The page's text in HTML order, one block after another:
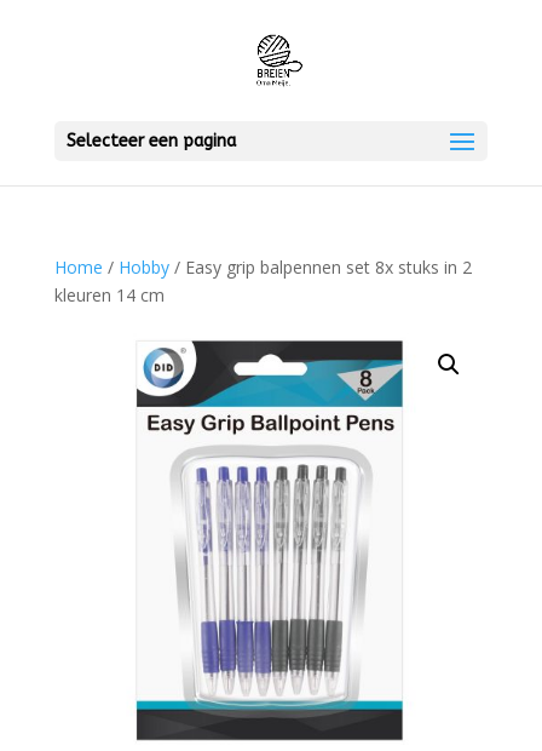
Selecteer een pagina
Home / Hobby/ Easy grip balpennen set 8x stuks in 2
kleuren 14 cm